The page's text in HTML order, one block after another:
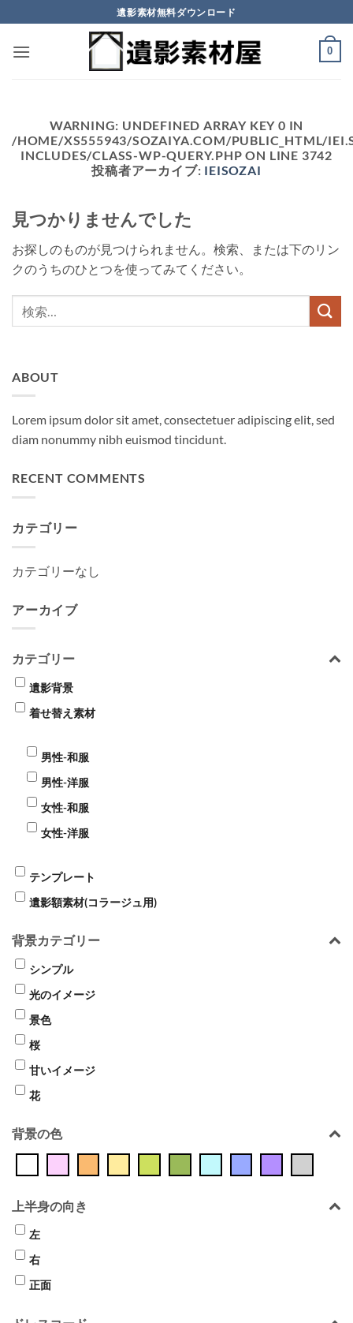
to
content
遺影素材無料ダウンロード
0
WARNING: UNDEFINED ARRAY KEY 0 IN
/HOME/XS555943/SOZAIYA.COM/PUBLIC_HTML/
INCLUDES/CLASS-WP-QUERY.PHP ON LINE 3742
投稿者アーカイブ: IEISOZAI
見つかりませんでした
お探しのものが見つけられません。検索、または下のリン
クのうちのひとつを使ってみてください。
ABOUT
Lorem ipsum dolor sit amet, consectetuer adipiscing elit, sed
diam nonummy nibh euismod tincidunt.
RECENT COMMENTS
カテゴリー
カテゴリーなし
アーカイブ
カテゴリー
遺影背景
着せ替え素材
男性-和服
男性-洋服
女性-和服
女性-洋服
テンプレート
遺影額素材(コラージュ用)
背景カテゴリー
シンプル
光のイメージ
景色
桜
甘いイメージ
花
背景の色
上半身の向き
左
右
正面